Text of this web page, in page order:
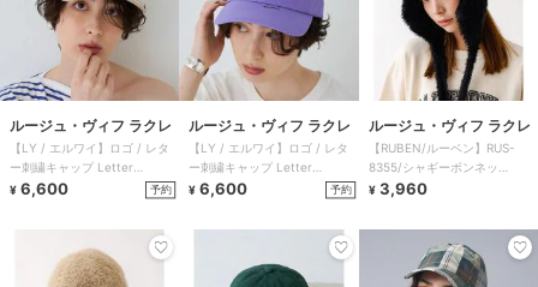
ルージュ・ヴィフ ラクレ
【LY / エルワイ】ロゴ / レタ
ー刺繍キャップ Letter
cap【予約】
¥ 6,600 予約
ルージュ・ヴィフ ラクレ
【LY / エルワイ】ロゴ / レタ
ー刺繍キャップ Letter
cap【予約】
¥ 6,600 予約
ルージュ・ヴィフ ラクレ
【RUBEN/ルーベン】RUS-
8355/シャギーボンネッ
ト/SHAGGY BO
¥ 3,960